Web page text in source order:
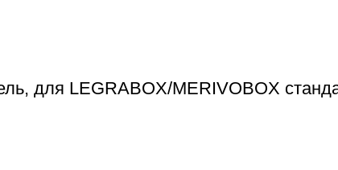
для LEGRABOX/MERIVOBOX